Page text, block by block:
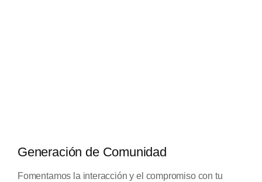
Generación de Comunidad
Fomentamos la interacción y el compromiso con tu